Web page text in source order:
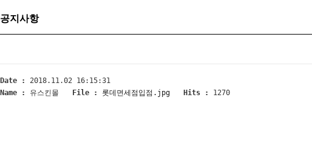
공지사항
Date :
2018.11.02 16:15:31
Name :
유스킨몰 File : 롯데면세점입점.jpg Hits : 1270